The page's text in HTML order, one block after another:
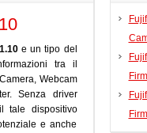
e un tipo del
tra il
Webcam
Senza driver
tale dispositivo
e anche